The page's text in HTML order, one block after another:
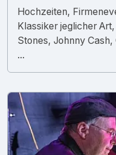
Hochzeiten,
Klassiker jeglicher
Stones, Johnny
...